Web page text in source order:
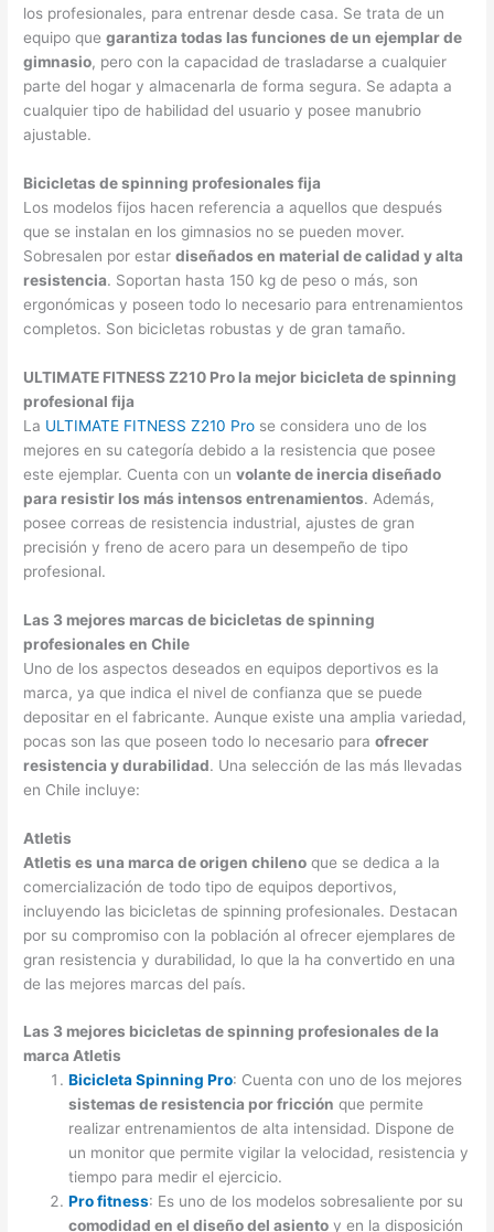
los profesionales, para entrenar desde casa. Se trata de un
equipo quegarantiza todas las funciones de un ejemplar de
gimnasio, pero con la capacidad de trasladarse a cualquier
parte del hogar y almacenarla de forma segura. Se adapta a
cualquier tipo de habilidad del usuario y posee manubrio
ajustable.
Bicicletas de spinning profesionales fija
Los modelos fijos hacen referencia a aquellos que después
que se instalan en los gimnasios no se pueden mover.
Sobresalen por estardiseñados en material de calidad y alta
resistencia. Soportan hasta 150 kg de peso o más, son
ergonómicas y poseen todo lo necesario para entrenamientos
completos. Son bicicletas robustas y de gran tamaño.
ULTIMATE FITNESS Z210 Pro la mejor bicicleta de spinning
profesional fija
La ULTIMATE FITNESS Z210 Pro se considera uno de los
mejores en su categoría debido a la resistencia que posee
este ejemplar. Cuenta con unvolante de inercia diseñado
para resistir los más intensos entrenamientos. Además,
posee correas de resistencia industrial, ajustes de gran
precisión y freno de acero para un desempeño de tipo
profesional.
Las 3 mejores marcas de bicicletas de spinning
profesionales en Chile
Uno de los aspectos deseados en equipos deportivos es la
marca, ya que indica el nivel de confianza que se puede
depositar en el fabricante. Aunque existe una amplia variedad,
pocas son las que poseen todo lo necesario paraofrecer
resistencia y durabilidad. Una selección de las más llevadas
en Chile incluye:
Atletis
Atletis es una marca de origen chileno que se dedica a la
comercialización de todo tipo de equipos deportivos,
incluyendo las bicicletas de spinning profesionales. Destacan
por su compromiso con la población al ofrecer ejemplares de
gran resistencia y durabilidad, lo que la ha convertido en una
de las mejores marcas del país.
Las 3 mejores bicicletas de spinning profesionales de la
marca Atletis
Bicicleta Spinning Pro: Cuenta con uno de los mejores
sistemas de resistencia por fricción que permite
realizar entrenamientos de alta intensidad. Dispone de
un monitor que permite vigilar la velocidad, resistencia y
tiempo para medir el ejercicio.
Pro fitness: Es uno de los modelos sobresaliente por su
comodidad en el diseño del asiento y en la disposición